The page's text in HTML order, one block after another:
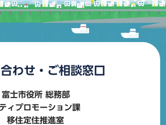
わせ・ご相談窓口
富士市役所 総務部
ィプロモーション課
移住定住推進室